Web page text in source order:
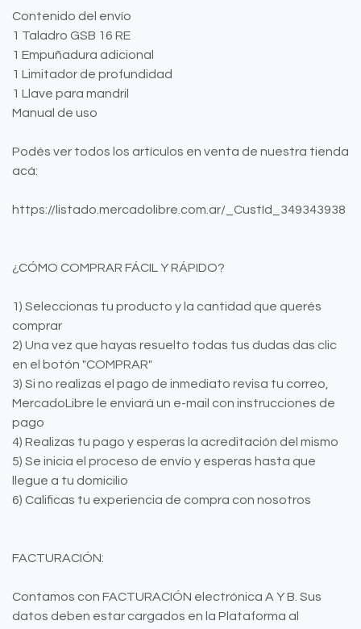
Contenido del envío
1 Taladro GSB 16 RE
1 Empuñadura adicional
1 Limitador de profundidad
1 Llave para mandril
Manual de uso
Podés ver todos los artículos en venta de nuestra tienda
acá:
https://listado.mercadolibre.com.ar/_CustId_349343938
¿CÓMO COMPRAR FÁCIL Y RÁPIDO?
1) Seleccionas tu producto y la cantidad que querés
comprar
2) Una vez que hayas resuelto todas tus dudas das clic
en el botón "COMPRAR"
3) Si no realizas el pago de inmediato revisa tu correo,
MercadoLibre le enviará un e-mail con instrucciones de
pago
4) Realizas tu pago y esperas la acreditación del mismo
5) Se inicia el proceso de envío y esperas hasta que
llegue a tu domicilio
6) Calificas tu experiencia de compra con nosotros
FACTURACIÓN:
Contamos con FACTURACIÓN electrónica A Y B. Sus
datos deben estar cargados en la Plataforma al